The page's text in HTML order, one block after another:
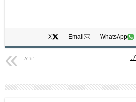
WhatsApp
Email
X